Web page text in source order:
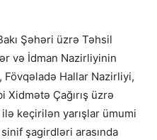
Şəhəri üzrə Təhsil
və İdman Nazirliyinin
Fövqəladə Hallar Nazirliyi,
Xidmətə Çağırış üzrə
keçirilən yarışlar ümumi
şagirdləri arasında